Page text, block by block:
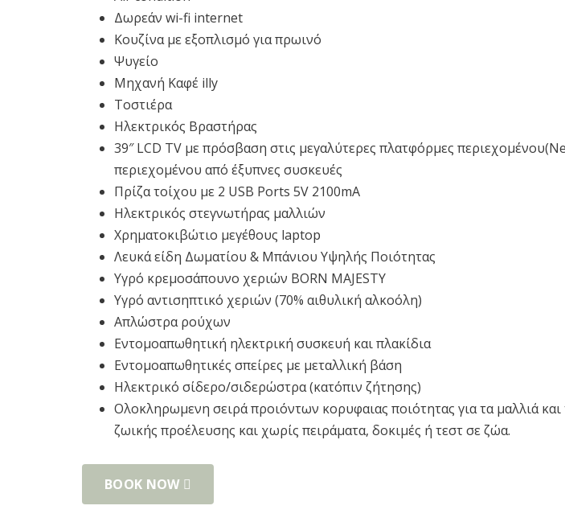
Δωρεάν wi-fi internet
Κουζίνα με εξοπλισμό για πρωινό
Ψυγείο
Μηχανή Καφέ illy
Τοστιέρα
Ηλεκτρικός Βραστήρας
39″ LCD TV με πρόσβαση στις μεγαλύτερες πλατφόρμες
περιεχομένου από έξυπνες συσκευές
Πρίζα τοίχου με 2 USB Ports 5V 2100mΑ
Ηλεκτρικός στεγνωτήρας μαλλιών
Χρηματοκιβώτιο μεγέθους laptop
Λευκά είδη Δωματίου & Μπάνιου Υψηλής Ποιότητας
Υγρό κρεμοσάπουνο χεριών BORN MAJESTY
Υγρό αντισηπτικό χεριών (70% αιθυλική αλκοόλη)
Απλώστρα ρούχων
Εντομοαπωθητική ηλεκτρική συσκευή και πλακίδια
Εντομοαπωθητικές σπείρες με μεταλλική βάση
Ηλεκτρικό σίδερο/σιδερώστρα (κατόπιν ζήτησης)
Ολοκληρωμενη σειρά προιόντων κορυφαιας ποιότητας για τα μαλλιά
ζωικής προέλευσης και χωρίς πειράματα, δοκιμές ή τεστ σε ζώα.
BOOK NOW